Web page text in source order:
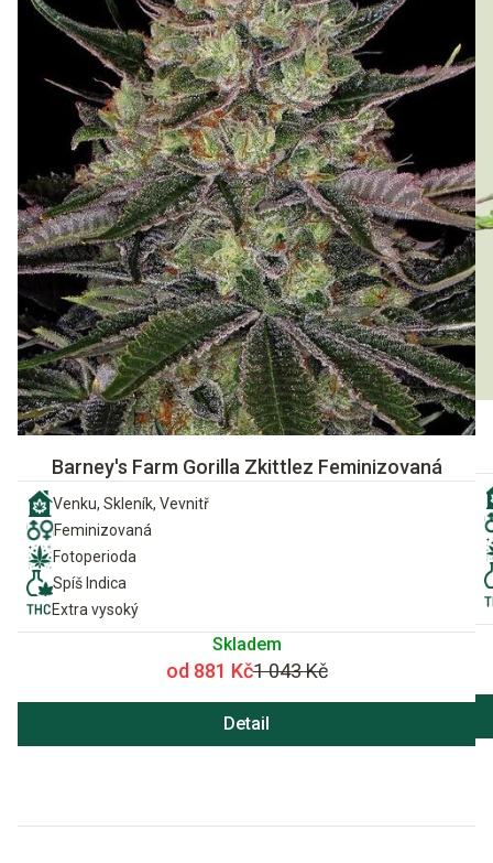
Barney's Farm Gorilla Zkittlez Feminizovaná
Venku, Skleník, Vevnitř
Feminizovaná
Fotoperioda
Spíš Indica
Extra vysoký
Skladem
od 881 Kč1 043 Kč
Detail